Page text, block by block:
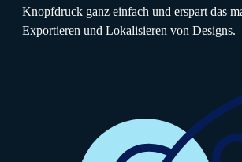
Knopfdruck ganz einfach und erspart das
Exportieren und Lokalisieren von Designs.